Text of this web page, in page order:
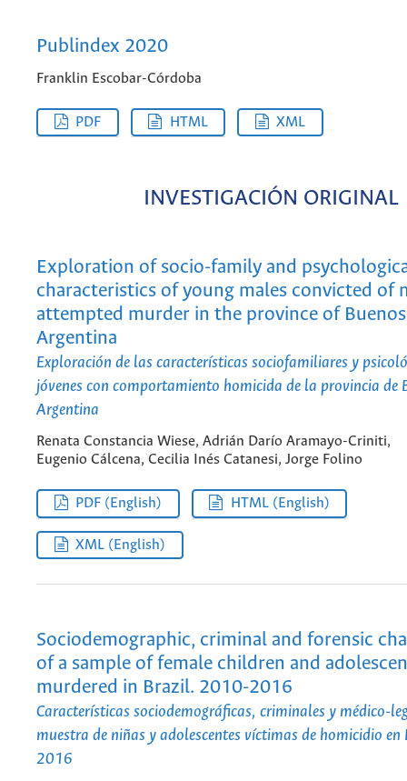
Publindex 2020
Franklin Escobar-Córdoba
PDF HTML XML
INVESTIGACIÓN ORIGINAL
Exploration of socio-family and
characteristics of young males convicted of
attempted murder in the province of
Argentina
Exploración de las características sociofamiliares y
jóvenes con comportamiento homicida de la provincia de
Argentina
Renata Constancia Wiese, Adrián Darío Aramayo-Criniti,
Eugenio Cálcena, Cecilia Inés Catanesi, Jorge Folino
PDF (English) HTML (English)
XML (English)
Sociodemographic, criminal and forensic
of a sample of female children and
murdered in Brazil. 2010-2016
Características sociodemográficas, criminales y médico-
muestra de niñas y adolescentes víctimas de homicidio
2016